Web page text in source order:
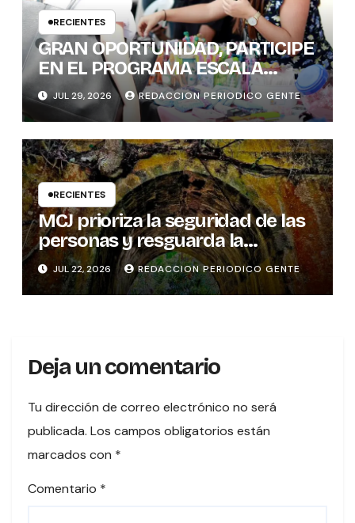
RECIENTES
GRAN OPORTUNIDAD, PARTICIPE
EN EL PROGRAMA ESCALA
PYME SOSTENIBLE
JUL 29, 2026 REDACCION PERIODICO GENTE
RECIENTES
MCJ prioriza la seguridad de las
personas y resguarda la
memoria histórica del puente
sobre el río Tures
JUL 22, 2026 REDACCION PERIODICO GENTE
Deja un comentario
Tu dirección de correo electrónico no será
publicada. Los campos obligatorios están
marcados con *
Comentario *